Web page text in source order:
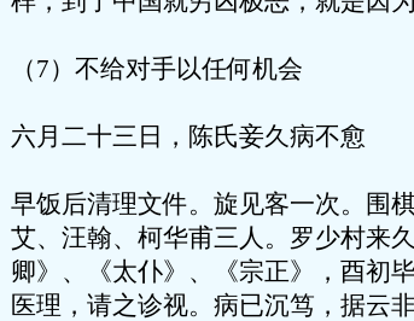
（7）不给对手以任何机会
六月二十三日，陈氏妾久病不愈
早饭后清理文件。旋见客一次。围
艾、汪翰、柯华甫三人。罗少村来
卿》、《太仆》、《宗正》，酉初
医理，请之诊视。病已沉笃，据云